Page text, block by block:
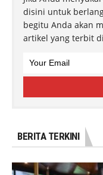
disini untuk
begitu Anda akan
artikel yang terbit
BERITA TERKINI